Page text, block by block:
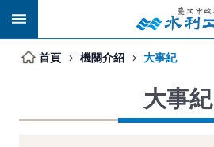
跳到主要內容區塊
首頁 機關介紹 大事紀
大事紀